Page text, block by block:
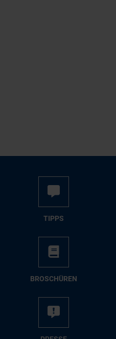
TIPPS
BRO­SCHÜ­REN